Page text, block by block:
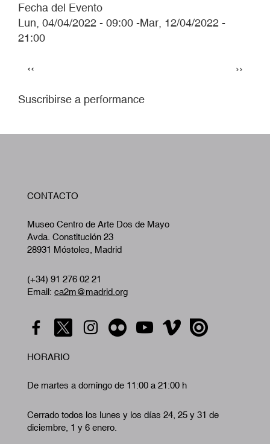
Fecha del Evento
Lun, 04/04/2022 - 09:00 -Mar, 12/04/2022 -
21:00
Página
‹‹ ››
Suscribirse a performance
CONTACTO
Museo Centro de Arte Dos de Mayo
Avda. Constitución 23
28931 Móstoles, Madrid
(+34) 91 276 02 21
Email: ca2m@madrid.org
HORARIO
De martes a domingo de 11:00 a 21:00 h
Cerrado todos los lunes y los días 24, 25 y 31 de
diciembre, 1 y 6 enero.